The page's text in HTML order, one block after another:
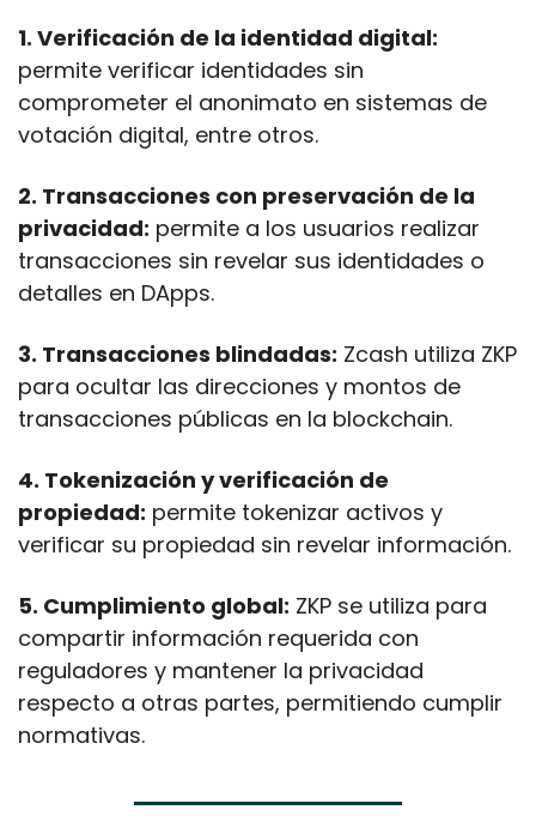
1. Verificación de la identidad digital:
permite verificar identidades sin
comprometer el anonimato en sistemas de
votación digital, entre otros.
2. Transacciones con preservación de la
privacidad: permite a los usuarios realizar
transacciones sin revelar sus identidades o
detalles en DApps.
3. Transacciones blindadas: Zcash utiliza ZKP
para ocultar las direcciones y montos de
transacciones públicas en la blockchain.
4. Tokenización y verificación de
propiedad: permite tokenizar activos y
verificar su propiedad sin revelar información.
5. Cumplimiento global: ZKP se utiliza para
compartir información requerida con
reguladores y mantener la privacidad
respecto a otras partes, permitiendo cumplir
normativas.